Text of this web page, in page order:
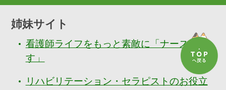
姉妹サイト
看護師ライフをもっと素敵に「ナースぷら
す」
リハビリテーション・セラピストのお役立